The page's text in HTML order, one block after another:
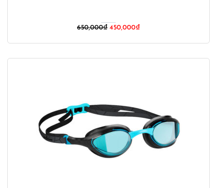
650,000₫ 450,000₫